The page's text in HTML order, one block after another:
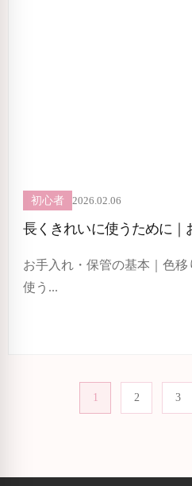
初心者 2026.02.06
お手入れ・保管の基本｜色
使う...
1 2 3